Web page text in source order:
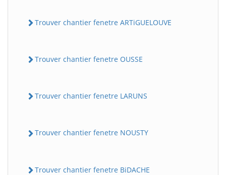
Trouver chantier fenetre ARTiGUELOUVE
Trouver chantier fenetre OUSSE
Trouver chantier fenetre LARUNS
Trouver chantier fenetre NOUSTY
Trouver chantier fenetre BiDACHE